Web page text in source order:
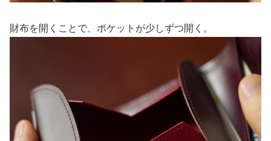
財布を開くことで、ポケットが少しずつ開く。